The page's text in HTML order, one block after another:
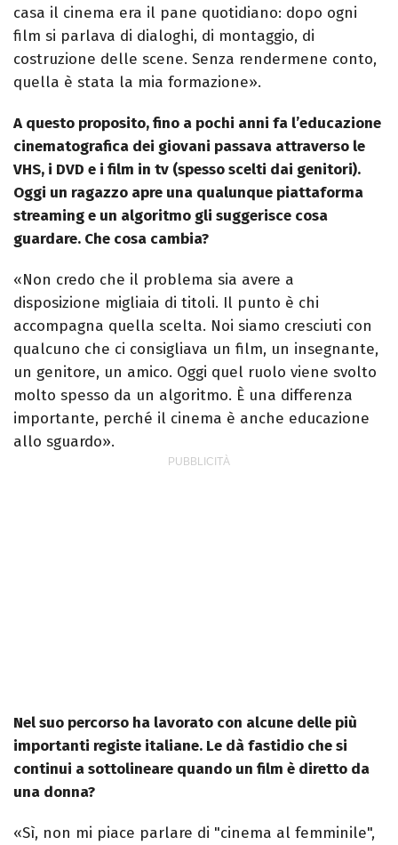
casa il cinema era il pane quotidiano: dopo ogni
film si parlava di dialoghi, di montaggio, di
costruzione delle scene. Senza rendermene conto,
quella è stata la mia formazione».
A questo proposito, fino a pochi anni fa l’educazione
cinematografica dei giovani passava attraverso le
VHS, i DVD e i film in tv (spesso scelti dai genitori).
Oggi un ragazzo apre una qualunque piattaforma
streaming e un algoritmo gli suggerisce cosa
guardare. Che cosa cambia?
«Non credo che il problema sia avere a
disposizione migliaia di titoli. Il punto è chi
accompagna quella scelta. Noi siamo cresciuti con
qualcuno che ci consigliava un film, un insegnante,
un genitore, un amico. Oggi quel ruolo viene svolto
molto spesso da un algoritmo. È una differenza
importante, perché il cinema è anche educazione
allo sguardo».
Nel suo percorso ha lavorato con alcune delle più
importanti registe italiane. Le dà fastidio che si
continui a sottolineare quando un film è diretto da
una donna?
«Sì, non mi piace parlare di "cinema al femminile",